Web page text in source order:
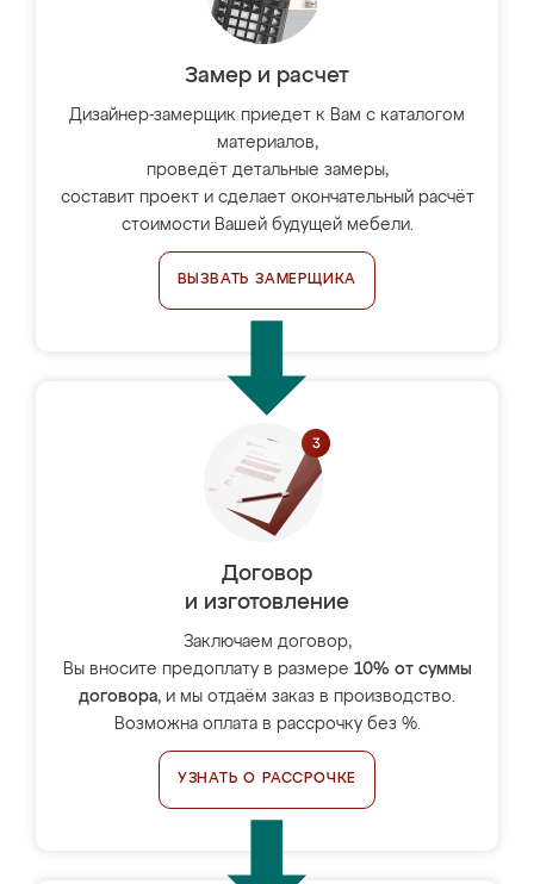
Замер и расчет
Дизайнер-замерщик приедет к Вам с каталогом
материалов,
проведёт детальные замеры,
составит проект и сделает окончательный расчёт
стоимости Вашей будущей мебели.
ВЫЗВАТЬ ЗАМЕРЩИКА
Договор
и изготовление
Заключаем договор,
Вы вносите предоплату в размере 10% от суммы
договора, и мы отдаём заказ в производство.
Возможна оплата в рассрочку без %.
УЗНАТЬ О РАССРОЧКЕ